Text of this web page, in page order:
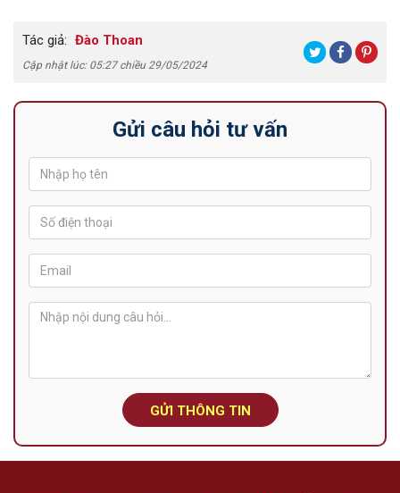
Tác giả: Đào Thoan
Cập nhật lúc: 05:27 chiều 29/05/2024
Gửi câu hỏi tư vấn
GỬI THÔNG TIN